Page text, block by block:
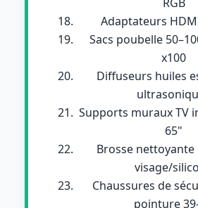
Adaptateurs
Sacs poubelle
x100
Diffuseurs huiles
Supports muraux TV
65"
Brosse
visage/
Chaussures de
pointure